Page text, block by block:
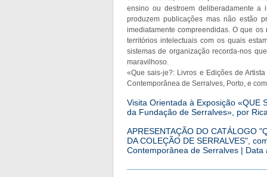
ensino ou destroem deliberadamente a
produzem publicações mas não estão
imediatamente compreendidas. O que
territórios intelectuais com os quais
sistemas de organização recorda-nos
maravilhoso.
«Que sais-je?: Livros e Edições de
Contemporânea de Serralves, Porto, e
Visita Orientada à Exposição «QUE
da Fundação de Serralves», por
APRESENTAÇÃO DO CATÁLOGO
DA COLEÇÃO DE SERRALVES",
Contemporânea de Serralves | Data